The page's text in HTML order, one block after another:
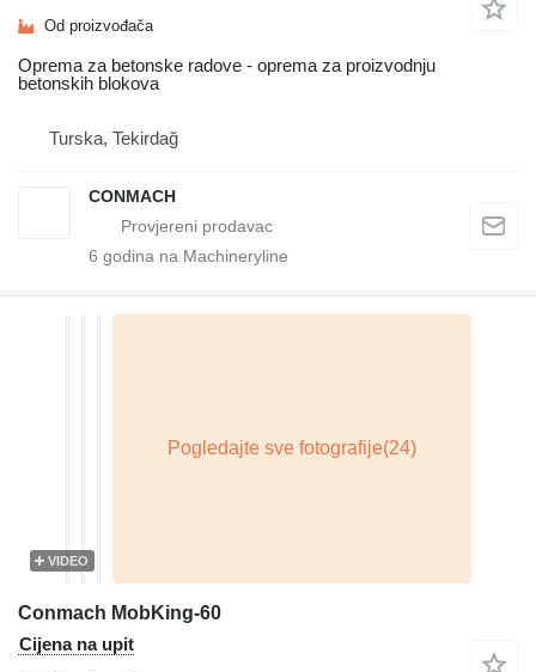
Od proizvođača
Oprema za betonske radove - oprema za proizvodnju
betonskih blokova
Turska, Tekirdağ
CONMACH
6 godina na Machineryline
VIDEO
Conmach MobKing-60
Cijena na upit